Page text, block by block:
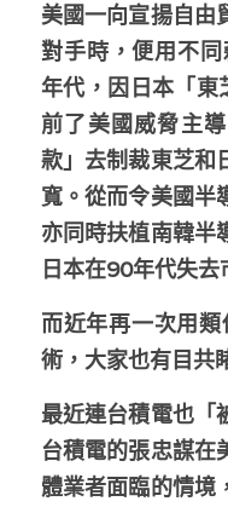
美國一向宣揚自由
對手時，便用不
年代，因日本「
前了美國威脅主
款」去制裁東芝和
寬。從而令美國半
亦同時扶植南韓半
日本在90年代失去
而近年再一次用
術，大家也有目共
最近連台積電也「
台積電的張忠謀在
體業者面臨的情境